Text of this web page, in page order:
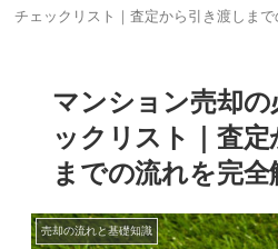
チェックリスト｜査定から引き渡しま
マンション売却の
ックリスト｜査
までの流れを完全
売却の流れと基礎知識